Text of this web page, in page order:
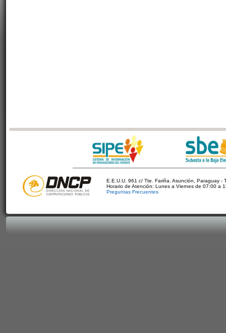
E.E.U.U. 961 c/ Tte. Fariña. Asunción, Paraguay -
Horario de Atención: Lunes a Viernes de 07:00 a
Preguntas Frecuentes